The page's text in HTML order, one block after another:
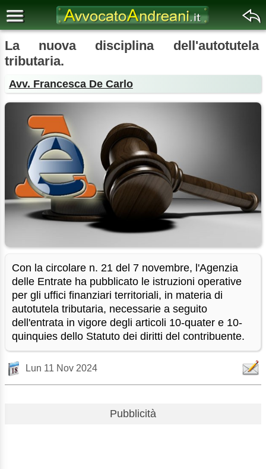
La nuova disciplina dell'autotutela
tributaria.
Avv. Francesca De Carlo
Con la circolare n. 21 del 7 novembre, l'Agenzia
delle Entrate ha pubblicato le istruzioni operative
per gli uffici finanziari territoriali, in materia di
autotutela tributaria, necessarie a seguito
dell'entrata in vigore degli articoli 10-quater e 10-
quinquies dello Statuto dei diritti del contribuente.
Lun 11 Nov 2024
Pubblicità